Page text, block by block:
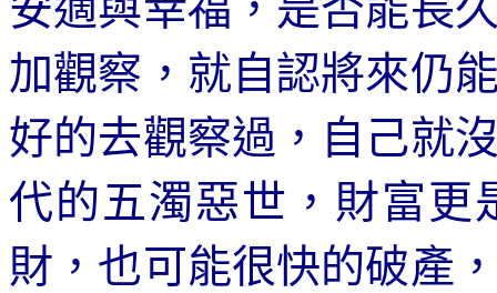
加觀察，就自認將來仍
好的去觀察過，自己就
代的五濁惡世，財富更
財，也可能很快的破產